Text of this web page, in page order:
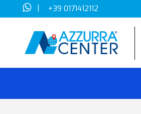
| +39 0171412112